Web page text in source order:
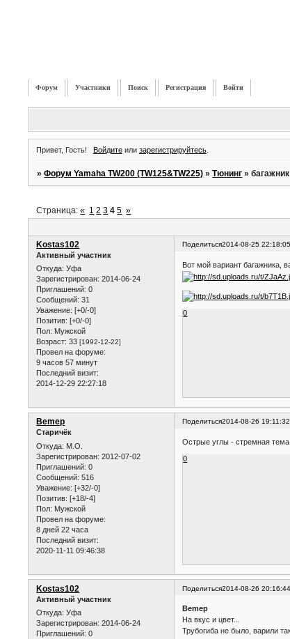
Форум Участники Поиск Регистрация Войти
Привет, Гость! Войдитеили зарегистрируйтесь.
»Форум Yamaha TW200 (TW125&TW225) »Тюнинг »багажник
Страница:« 1 2 3 4 5 »
Поделиться2014-08-25 22:18:05
Kostas102
Активный участник
Откуда: Уфа
Зарегистрирован: 2014-06-24
Приглашений: 0
Сообщений: 31
Уважение: [+0/-0]
Позитив: [+0/-0]
Пол: Мужской
Возраст: 33[1992-12-22]
Провел на форуме:
9 часов 57 минут
Последний визит:
2014-12-29 22:27:18
Вот мой вариант багажника,
0
Поделиться2014-08-26 19:11:32
Bemep
Старичёк
Откуда: М.О.
Зарегистрирован: 2012-07-02
Приглашений: 0
Сообщений: 516
Уважение: [+32/-0]
Позитив: [+18/-4]
Пол: Мужской
Провел на форуме:
8 дней 22 часа
Последний визит:
2020-11-11 09:46:38
Острые углы - стремная тема.
0
Поделиться2014-08-26 20:16:44
Kostas102
Активный участник
Откуда: Уфа
Зарегистрирован: 2014-06-24
Приглашений: 0
Bemep
На вкус и цвет...
Трубогиба не было, варили